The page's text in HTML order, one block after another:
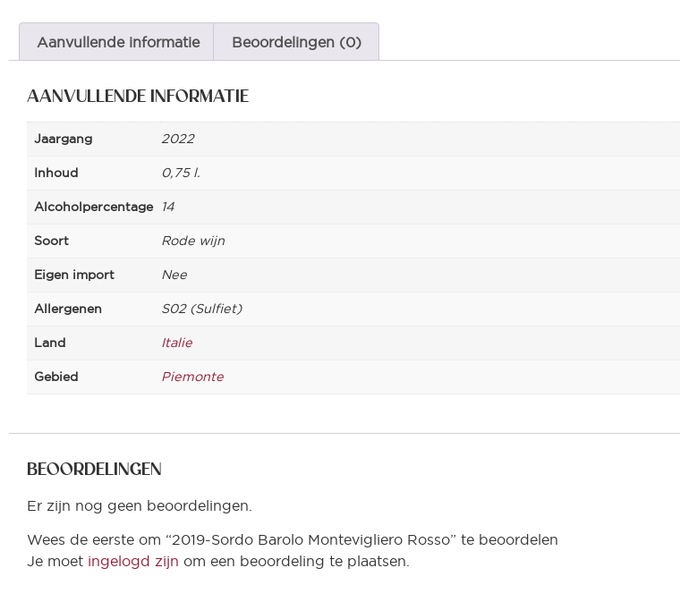
Aanvullende informatie Beoordelingen (0)
AANVULLENDE INFORMATIE
Jaargang 2022
Inhoud 0,75 l.
Alcoholpercentage 14
Soort Rode wijn
Eigen import Nee
Allergenen S02 (Sulfiet)
Land Italie
Gebied Piemonte
BEOORDELINGEN
Er zijn nog geen beoordelingen.
Wees de eerste om “2019-Sordo Barolo Montevigliero Rosso” te beoordelen
Je moet ingelogd zijn om een beoordeling te plaatsen.